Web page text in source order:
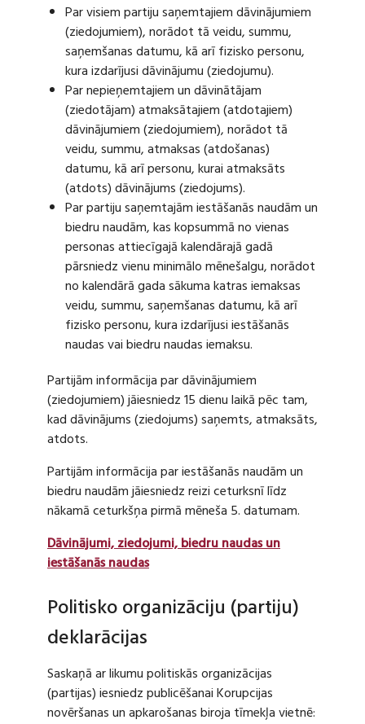
Par visiem partiju saņemtajiem dāvinājumiem
(ziedojumiem), norādot tā veidu, summu,
saņemšanas datumu, kā arī fizisko personu,
kura izdarījusi dāvinājumu (ziedojumu).
Par nepieņemtajiem un dāvinātājam
(ziedotājam) atmaksātajiem (atdotajiem)
dāvinājumiem (ziedojumiem), norādot tā
veidu, summu, atmaksas (atdošanas)
datumu, kā arī personu, kurai atmaksāts
(atdots) dāvinājums (ziedojums).
Par partiju saņemtajām iestāšanās naudām un
biedru naudām, kas kopsummā no vienas
personas attiecīgajā kalendārajā gadā
pārsniedz vienu minimālo mēnešalgu, norādot
no kalendārā gada sākuma katras iemaksas
veidu, summu, saņemšanas datumu, kā arī
fizisko personu, kura izdarījusi iestāšanās
naudas vai biedru naudas iemaksu.
Partijām informācija par dāvinājumiem
(ziedojumiem) jāiesniedz 15 dienu laikā pēc tam,
kad dāvinājums (ziedojums) saņemts, atmaksāts,
atdots.
Partijām informācija par iestāšanās naudām un
biedru naudām jāiesniedz reizi ceturksnī līdz
nākamā ceturkšņa pirmā mēneša 5. datumam.
Dāvinājumi, ziedojumi, biedru naudas un
iestāšanās naudas
Politisko organizāciju (partiju)
deklarācijas
Saskaņā ar likumu politiskās organizācijas
(partijas) iesniedz publicēšanai Korupcijas
novēršanas un apkarošanas biroja tīmekļa vietnē: